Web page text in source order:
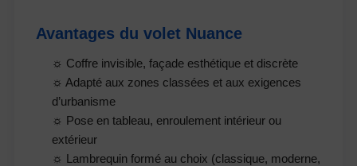
Avantages du volet Nuance
☼ Coffre invisible, façade esthétique et discrète
☼ Adapté aux zones classées et aux exigences
d’urbanisme
☼ Pose en tableau, enroulement intérieur ou
extérieur
☼ Lambrequin formé au choix (classique, moderne,